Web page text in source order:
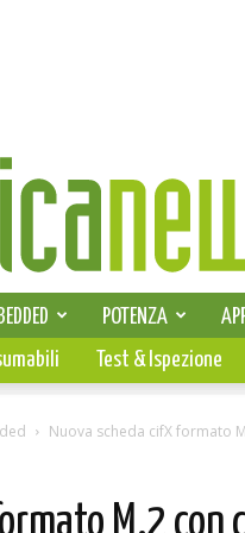
SELEZIONE DI
POTENZA
PCBTest & Ispezione
Nuova scheda cifX formato
M.2 con